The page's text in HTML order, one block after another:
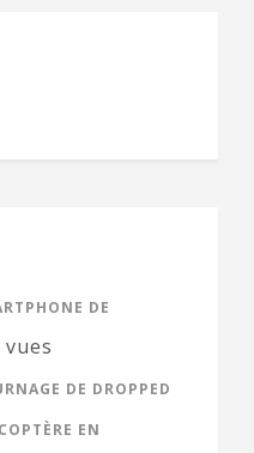
DE
DE DROPPED
EN